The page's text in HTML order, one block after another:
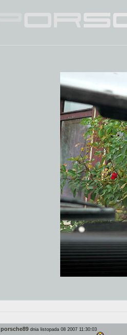
porsche89 dnia listopada 08 2007 11:30:03